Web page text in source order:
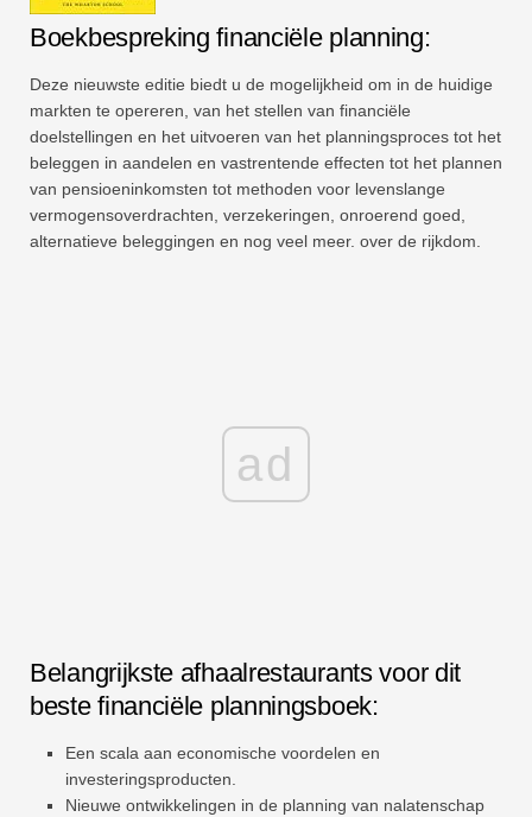
Boekbespreking financiële planning:
Deze nieuwste editie biedt u de mogelijkheid om in de huidige
markten te opereren, van het stellen van financiële
doelstellingen en het uitvoeren van het planningsproces tot het
beleggen in aandelen en vastrentende effecten tot het plannen
van pensioeninkomsten tot methoden voor levenslange
vermogensoverdrachten, verzekeringen, onroerend goed,
alternatieve beleggingen en nog veel meer. over de rijkdom.
ad
Belangrijkste afhaalrestaurants voor dit
beste financiële planningsboek:
Een scala aan economische voordelen en
investeringsproducten.
Nieuwe ontwikkelingen in de planning van nalatenschap